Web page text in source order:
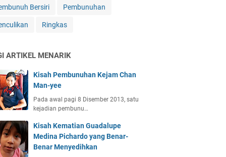
Bersiri Pembunuhan
Ringkas
ARTIKEL MENARIK
Kisah Pembunuhan Kejam Chan
Man-yee
Pada awal pagi 8 Disember 2013, satu
kejadian pembunu…
Kisah Kematian Guadalupe
Medina Pichardo yang Benar-
Benar Menyedihkan